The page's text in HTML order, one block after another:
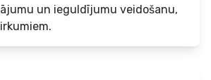
un ieguldījumu veidošanu,